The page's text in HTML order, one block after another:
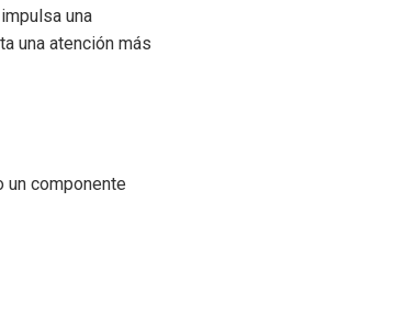
una
una atención más
un componente